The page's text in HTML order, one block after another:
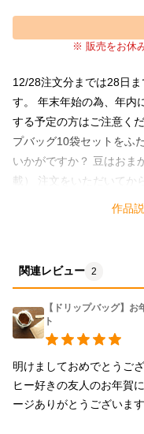
※ 販売をお休
12/28注文分までは28日
す。 年末年始の為、年内
する予定の方はご注意く
プバッグ10袋セットをふ
いかがですか？ 豆はおま
載） 注文をいただいてか
セージでご連絡さしあげ
作品
関連レビュー 2
【ドリップバッグ】
ト
明けましておめでとうご
ヒー好きの友人のお年賀
ージありがとうございま